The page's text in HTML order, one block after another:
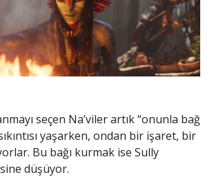
seçen Na’viler artık “onunla bağ
yaşarken, ondan bir işaret, bir
Bu bağı kurmak ise Sully
düşüyor.